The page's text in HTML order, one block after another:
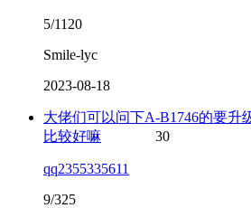
5/1120
Smile-lyc
2023-08-18
大佬们可以问下A-B1746的要升
比较好嘛
30
qq2355335611
9/325